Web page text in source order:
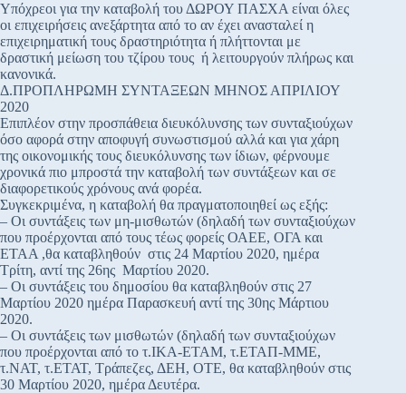
Υπόχρεοι για την καταβολή του ΔΩΡΟΥ ΠΑΣΧΑ είναι όλες
οι επιχειρήσεις ανεξάρτητα από το αν έχει ανασταλεί η
επιχειρηματική τους δραστηριότητα ή πλήττονται με
δραστική μείωση του τζίρου τους ή λειτουργούν πλήρως και
κανονικά.
Δ.ΠΡΟΠΛΗΡΩΜΗ ΣΥΝΤΑΞΕΩΝ ΜΗΝΟΣ ΑΠΡΙΛΙΟΥ
2020
Επιπλέον στην προσπάθεια διευκόλυνσης των συνταξιούχων
όσο αφορά στην αποφυγή συνωστισμού αλλά και για χάρη
της οικονομικής τους διευκόλυνσης των ίδιων, φέρνουμε
χρονικά πιο μπροστά την καταβολή των συντάξεων και σε
διαφορετικούς χρόνους ανά φορέα.
Συγκεκριμένα, η καταβολή θα πραγματοποιηθεί ως εξής:
– Οι συντάξεις των μη-μισθωτών (δηλαδή των συνταξιούχων
που προέρχονται από τους τέως φορείς ΟΑΕΕ, ΟΓΑ και
ΕΤΑΑ ,θα καταβληθούν στις 24 Μαρτίου 2020, ημέρα
Τρίτη, αντί της 26ης Μαρτίου 2020.
– Οι συντάξεις του δημοσίου θα καταβληθούν στις 27
Μαρτίου 2020 ημέρα Παρασκευή αντί της 30ης Μάρτιου
2020.
– Οι συντάξεις των μισθωτών (δηλαδή των συνταξιούχων
που προέρχονται από το τ.ΙΚΑ-ΕΤΑΜ, τ.ΕΤΑΠ-ΜΜΕ,
τ.ΝΑΤ, τ.ΕΤΑΤ, Τράπεζες, ΔΕΗ, ΟΤΕ, θα καταβληθούν στις
30 Μαρτίου 2020, ημέρα Δευτέρα.